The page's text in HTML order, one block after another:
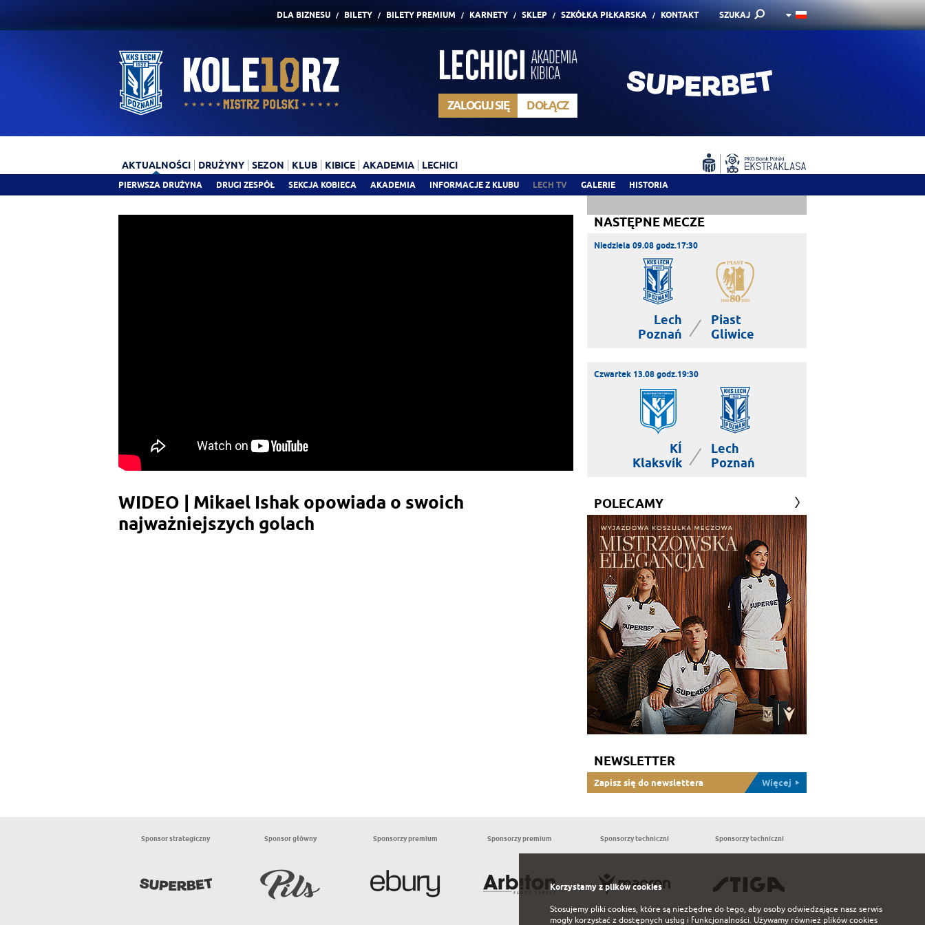
DLA BIZNESU BILETY BILETY PREMIUM KARNETY SKLEP SZKÓŁKA PIŁKARSKA KONTAKT SZUKAJ
ZALOGUJ SIĘ DOŁĄCZ
AKTUALNOŚCI
PIERWSZA DRUŻYNA DRUGI ZESPÓŁ SEKCJA KOBIECA AKADEMIA INFORMACJE Z KLUBU LECH TV GALERIE HISTORIA
DRUŻYNY SEZON KLUB KIBICE AKADEMIA LECHICI
WIDEO | Mikael Ishak opowiada o swoich
najważniejszych golach
NASTĘPNE MECZE
Niedziela 09.08 godz.17:30
Lech
Poznań
|
Piast
Gliwice
Czwartek 13.08 godz.19:30
KÍ
Klaksvík
|
Lech
Poznań
POLECAMY
NEWSLETTER
Zapisz się do newslettera Więcej
Sponsor strategiczny Sponsor główny Sponsorzy premium Sponsorzy premium Sponsorzy techniczni Sponsorzy techniczni
Korzystamy z plików cookies
Stosujemy pliki cookies, które są niezbędne do tego, aby osoby odwiedzające nasz serwis
mogły korzystać z dostępnych usług i funkcjonalności. Używamy również plików cookies